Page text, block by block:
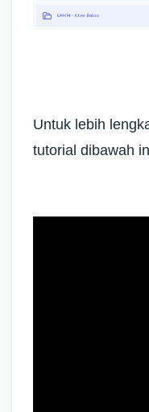
Untuk lebih
tutorial dibawah